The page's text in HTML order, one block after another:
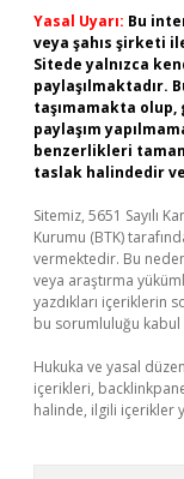
Yasal Uyarı: Bu
veya şahıs şirketi
Sitede yalnızca
paylaşılmaktadır.
taşımamakta
paylaşım
benzerlikleri
taslak halindedir
Sitemiz, 5651 Sayılı
Kurumu (BTK)
vermektedir. Bu
veya araştırma
yazdıkları içeriklerin
bu sorumluluğu kabul
Hukuka ve yasal
içerikleri,
halinde, ilgili içerikler